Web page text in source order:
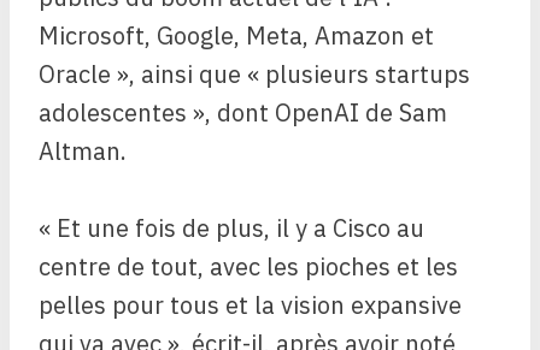
Microsoft, Google, Meta, Amazon et
Oracle », ainsi que « plusieurs startups
adolescentes », dont OpenAI de Sam
Altman.
« Et une fois de plus, il y a Cisco au
centre de tout, avec les pioches et les
pelles pour tous et la vision expansive